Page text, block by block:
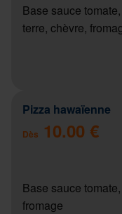
Base sauce
terre, chèvre,
Pizza hawaïenne
Dès 10.00 €
Base sauce
fromage